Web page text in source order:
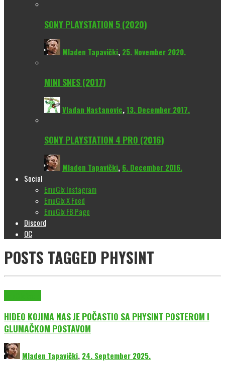
SONY PLAYSTATION 5 (2020)
Mladen Tapavički, 25. November 2020.
MINI SNES (2017)
Vladan Nastanovic,13. December 2017.
SONY PLAYSTATION 4 PRO (2016)
Mladen Tapavički, 6. December 2016.
Social
EmuGlx Instagram
EmuGlx X Feed
EmuGlx FB Page
Discord
OC
POSTS TAGGED PHYSINT
HIDEO KOJIMA NAS JE POČASTIO SA PHYSINT POSTEROM I
GLUMAČKOM POSTAVOM
Mladen Tapavički, 24. September 2025.